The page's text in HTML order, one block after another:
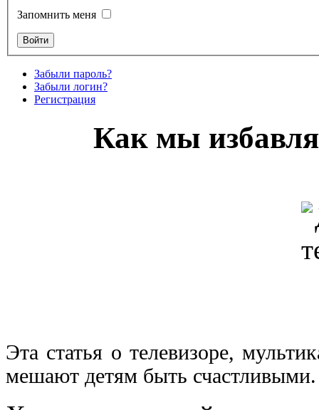
Запомнить меня
Забыли пароль?
Забыли логин?
Регистрация
Как мы
Эта статья о телевизоре,
мешают детям быть счастливыми.